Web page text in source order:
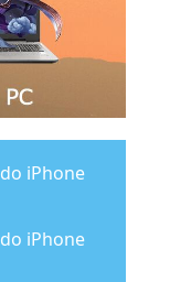
iPhone
iPhone